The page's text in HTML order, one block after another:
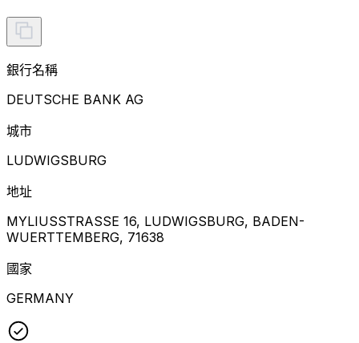
銀行名稱
DEUTSCHE BANK AG
城市
LUDWIGSBURG
地址
MYLIUSSTRASSE 16, LUDWIGSBURG, BADEN-
WUERTTEMBERG, 71638
國家
GERMANY